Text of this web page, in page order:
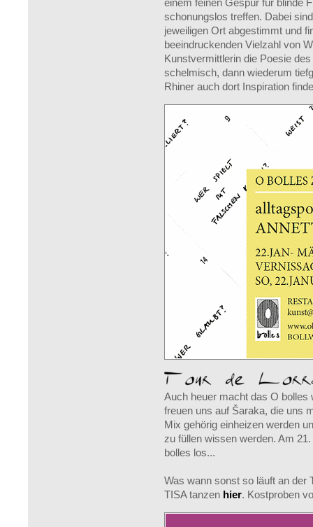
einem feinen Gespür für blinde
schonungslos treffen. Dabei
jeweiligen Ort abgestimmt und
beeindruckenden Vielzahl von
Kunstvermittlerin die Poesie
schelmisch, dann wiederum
Rhiner auch dort Inspiration
Auch heuer macht das O bolles
freuen uns auf Šaraka, die uns
Mix gehörig einheizen werden
zu füllen wissen werden. Am
bolles los...
Was wann sonst so läuft an der
TISA tanzen hier. Kostproben